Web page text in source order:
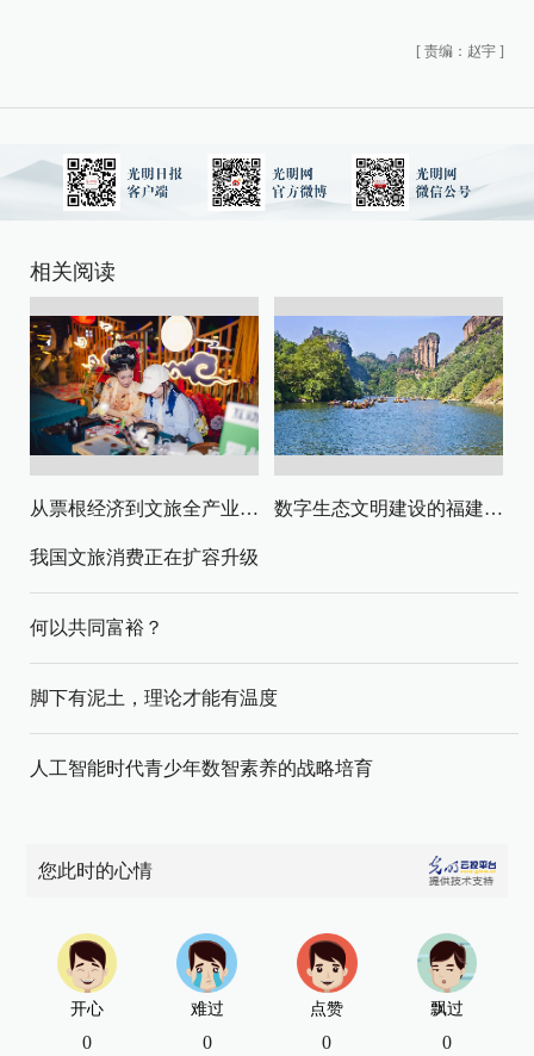
[ 责编：赵宇 ]
相关阅读
从票根经济到文旅全产业链升级 数字生态文明建设的福建路径与启示
我国文旅消费正在扩容升级
何以共同富裕？
脚下有泥土，理论才能有温度
人工智能时代青少年数智素养的战略培育
您此时的心情
开心
0
难过
0
点赞
0
飘过
0